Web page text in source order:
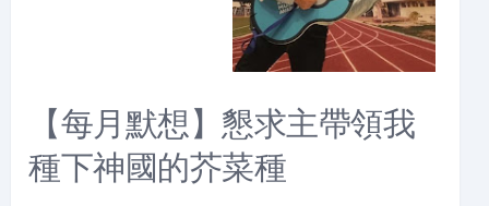
【每月默想】懇求主帶領我
種下神國的芥菜種